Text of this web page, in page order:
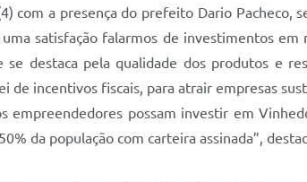
com a presença do prefeito Dario Pacheco,
satisfação falarmos de investimentos em
destaca pela qualidade dos produtos e
de incentivos fiscais, para atrair empresas
empreendedores possam investir em
da população com carteira assinada”,